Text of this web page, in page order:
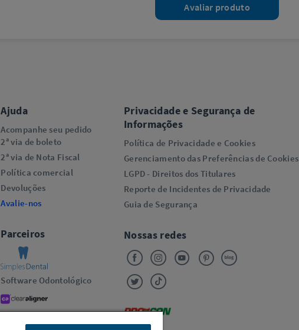
Avaliar produto
Ajuda
Acompanhe seu pedido
2ª via de boleto
2ª via de Nota Fiscal
Política comercial
Devoluções
Avalie-nos
Parceiros
Software Odontológico
Alinhadores Transparentes
Oral-B
Privacidade e Segurança de
Informações
Política de Privacidade e Cookies
Gerenciamento das Preferências de Cookies
LGPD - Direitos dos Titulares
Reporte de Incidentes de Privacidade
Guia de Segurança
Nossas redes